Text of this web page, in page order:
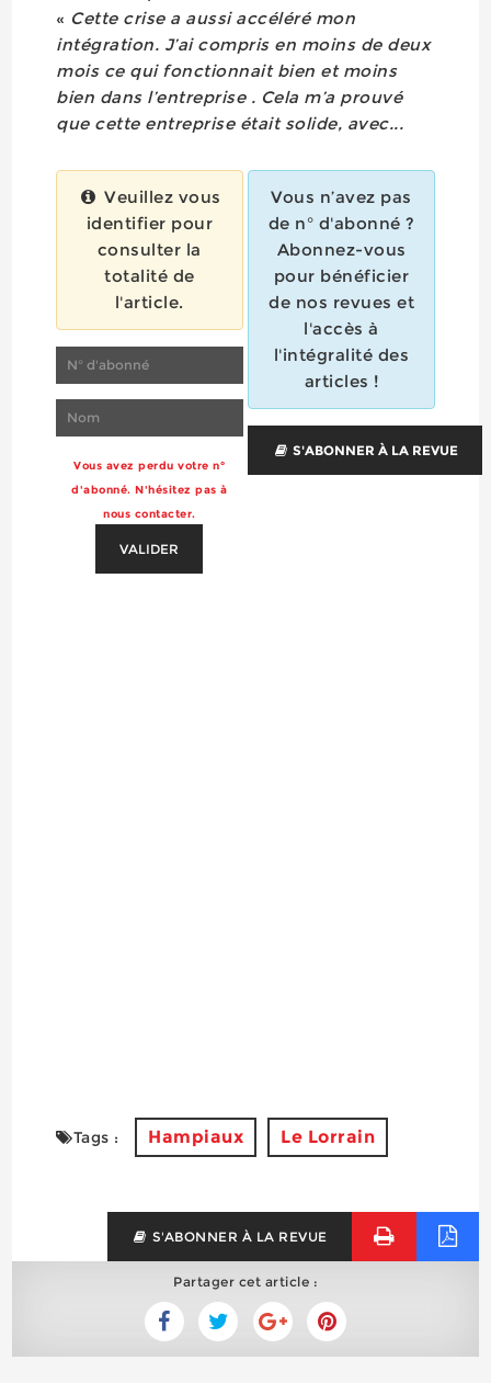
« Cette crise a aussi accéléré mon
intégration. J’ai compris en moins de deux
mois ce qui fonctionnait bien et moins
bien dans l’entreprise . Cela m’a prouvé
que cette entreprise était solide, avec...
Veuillez vous
identifier pour
consulter la
totalité de
l'article.
Vous avez perdu votre n°
d'abonné. N'hésitez pas à
nous contacter.
VALIDER
Vous n’avez pas
de n° d'abonné ?
Abonnez-vous
pour bénéficier
de nos revues et
l'accès à
l'intégralité des
articles !
S'ABONNER À LA REVUE
Tags : Hampiaux Le Lorrain
S'ABONNER À LA REVUE
Partager cet article :